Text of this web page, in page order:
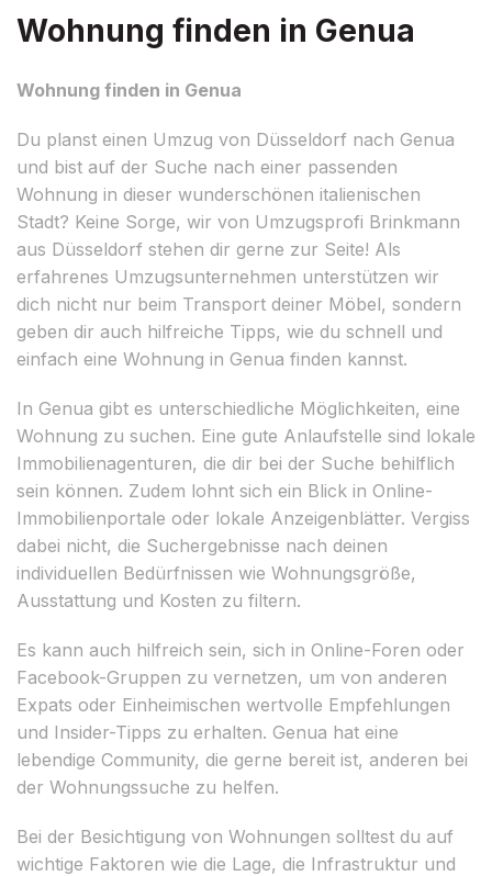
Wohnung finden in Genua
Wohnung finden in Genua
Du planst einen Umzug von Düsseldorf nach Genua
und bist auf der Suche nach einer passenden
Wohnung in dieser wunderschönen italienischen
Stadt? Keine Sorge, wir von Umzugsprofi Brinkmann
aus Düsseldorf stehen dir gerne zur Seite! Als
erfahrenes Umzugsunternehmen unterstützen wir
dich nicht nur beim Transport deiner Möbel, sondern
geben dir auch hilfreiche Tipps, wie du schnell und
einfach eine Wohnung in Genua finden kannst.
In Genua gibt es unterschiedliche Möglichkeiten, eine
Wohnung zu suchen. Eine gute Anlaufstelle sind lokale
Immobilienagenturen, die dir bei der Suche behilflich
sein können. Zudem lohnt sich ein Blick in Online-
Immobilienportale oder lokale Anzeigenblätter. Vergiss
dabei nicht, die Suchergebnisse nach deinen
individuellen Bedürfnissen wie Wohnungsgröße,
Ausstattung und Kosten zu filtern.
Es kann auch hilfreich sein, sich in Online-Foren oder
Facebook-Gruppen zu vernetzen, um von anderen
Expats oder Einheimischen wertvolle Empfehlungen
und Insider-Tipps zu erhalten. Genua hat eine
lebendige Community, die gerne bereit ist, anderen bei
der Wohnungssuche zu helfen.
Bei der Besichtigung von Wohnungen solltest du auf
wichtige Faktoren wie die Lage, die Infrastruktur und